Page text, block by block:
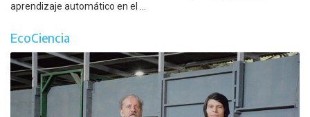
aprendizaje automático en el ...
EcoCiencia